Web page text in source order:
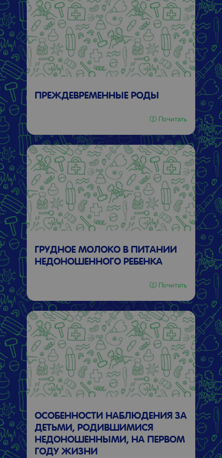
ПРЕЖДЕВРЕМЕННЫЕ РОДЫ
Почитать
ГРУДНОЕ МОЛОКО В ПИТАНИИ
НЕДОНОШЕННОГО РЕБЕНКА
Почитать
ОСОБЕННОСТИ НАБЛЮДЕНИЯ ЗА
ДЕТЬМИ, РОДИВШИМИСЯ
НЕДОНОШЕННЫМИ, НА ПЕРВОМ
ГОДУ ЖИЗНИ